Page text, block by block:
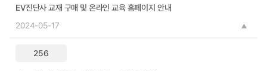
EV진단사 교재 구매 및 온라인 교육 홈페이지 안내
2024-05-17
256